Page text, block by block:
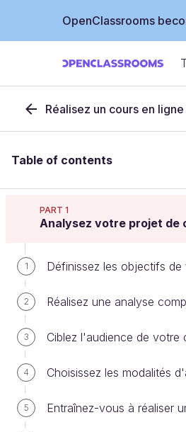
OpenClassrooms
Réalisez un cours en ligne
Table of contents
PART 1
Analysez votre projet de
1 Définissez les objectifs
2 Réalisez une analyse
3 Ciblez l'audience de votre
4 Choisissez les modalités
5 Entraînez-vous à réaliser